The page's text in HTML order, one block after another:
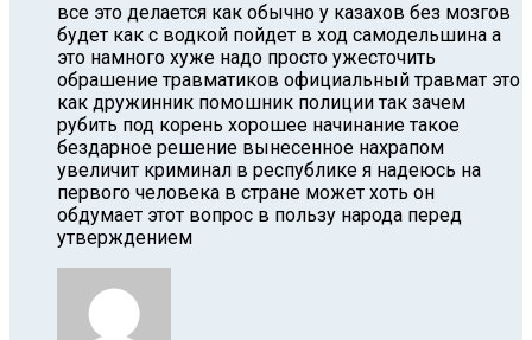
все это делается как обычно у казахов без мозгов
будет как с водкой пойдет в ход самодельшина а
это намного хуже надо просто ужесточить
обрашение травматиков официальный травмат это
как дружинник помошник полиции так зачем
рубить под корень хорошее начинание такое
бездарное решение вынесенное нахрапом
увеличит криминал в республике я надеюсь на
первого человека в стране может хоть он
обдумает этот вопрос в пользу народа перед
утверждением